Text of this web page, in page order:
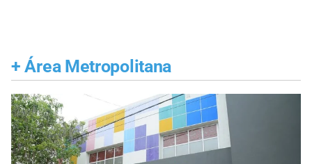
+ Área Metropolitana